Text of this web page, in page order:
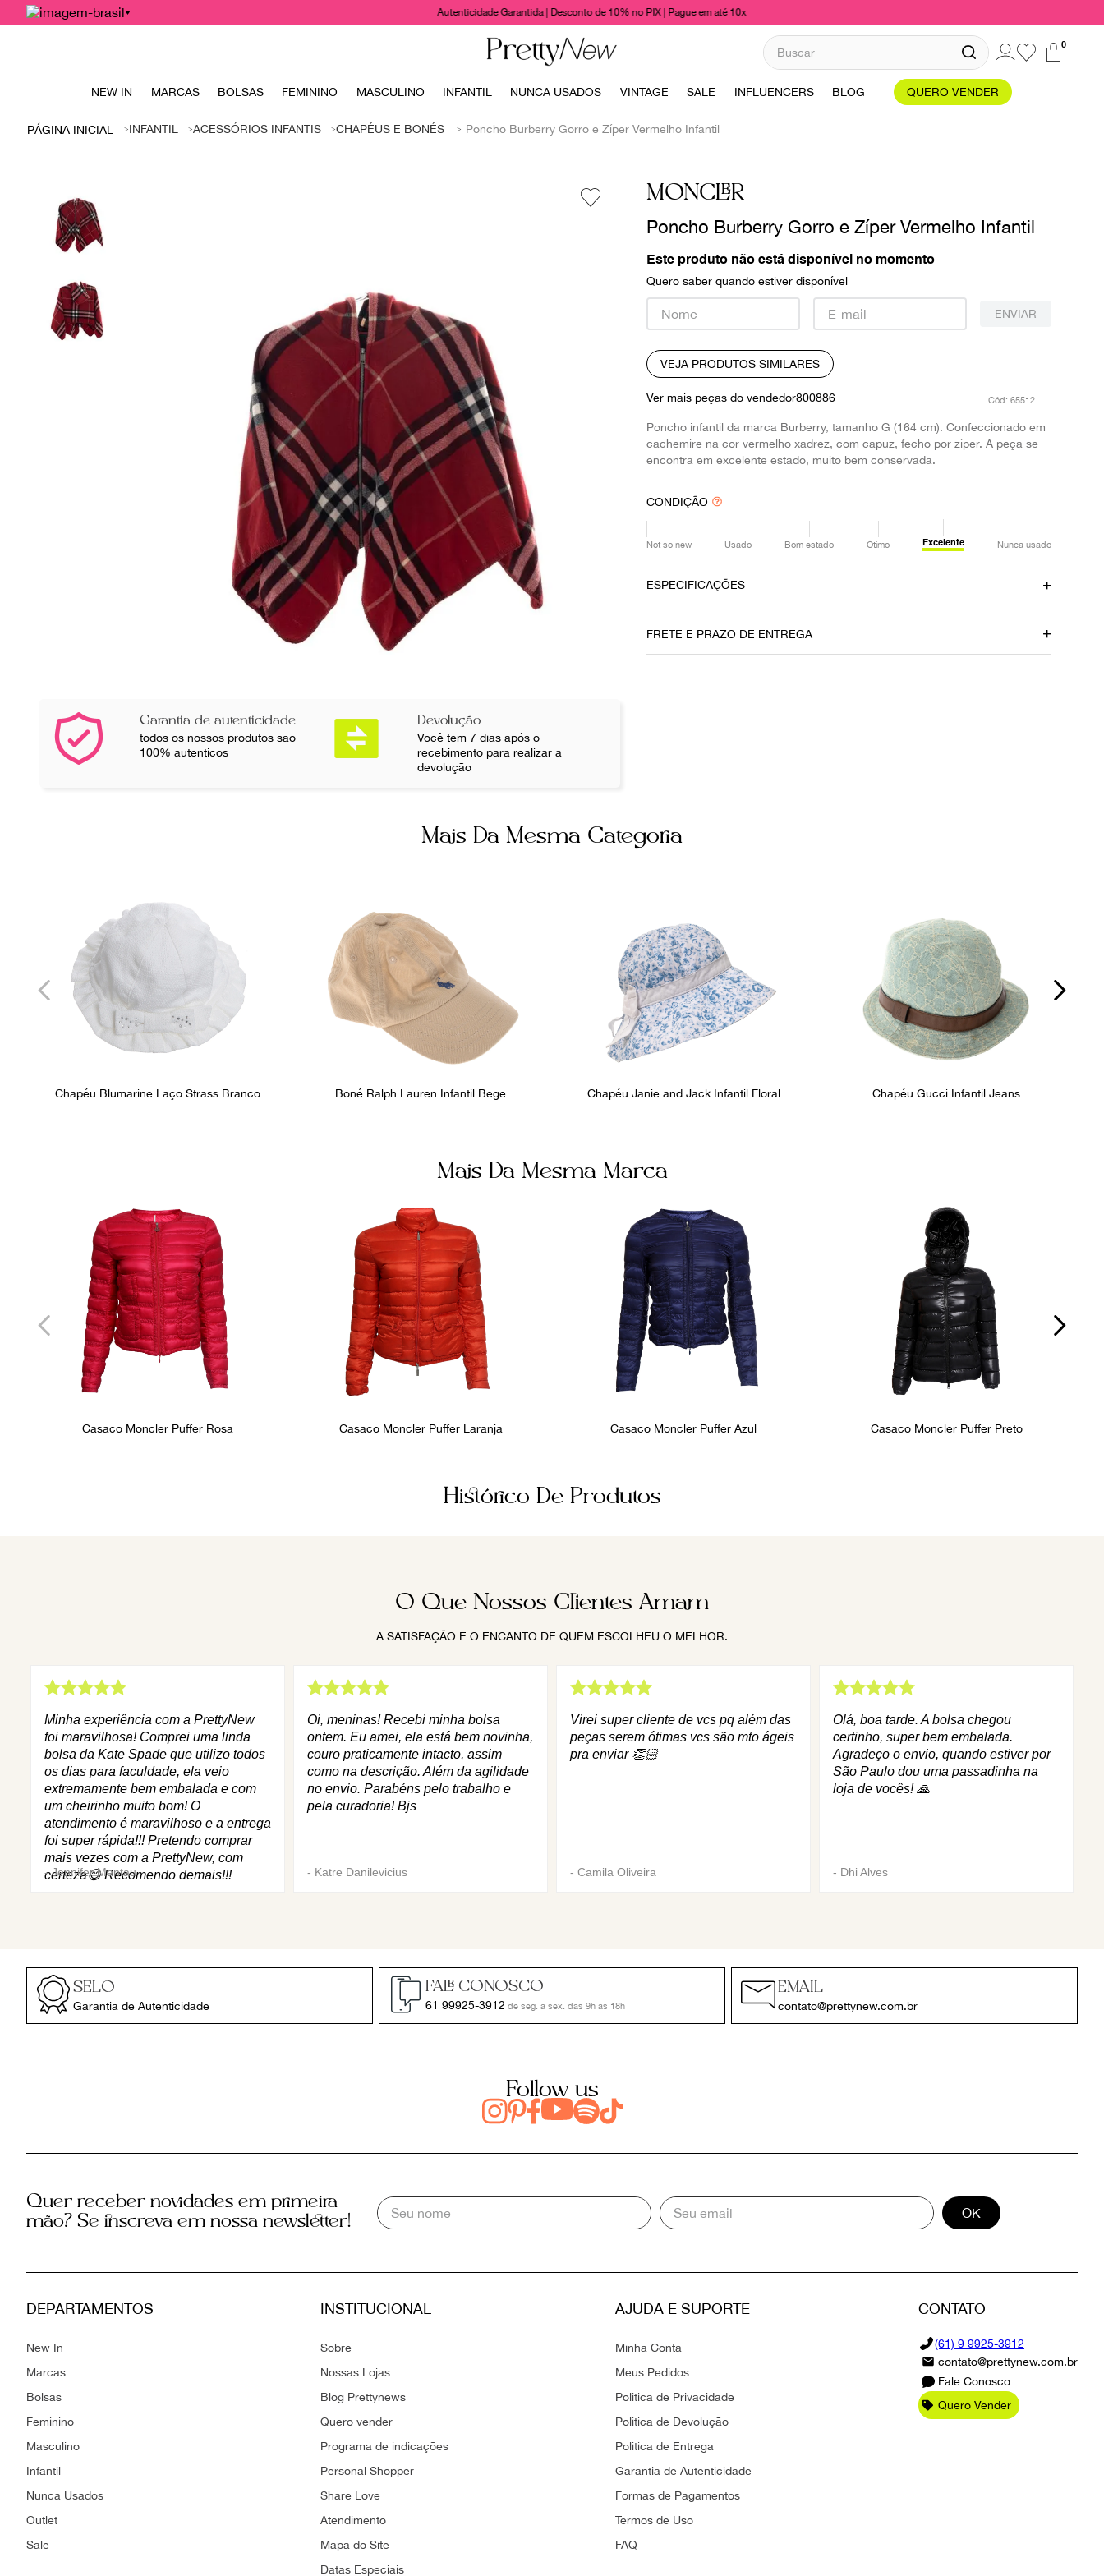
Autenticidade Garantida | Desconto de 10% no PIX | Pague em até 10x
Buscar
TERMOS MAIS BUSCADOS
8º
9º
louis vuitton
10
prada
0
NEW IN MARCAS BOLSAS FEMININO MASCULINO INFANTIL NUNCA USADOS VINTAGE SALE INFLUENCERS BLOG QUERO VENDER
INFANTIL ACESSÓRIOS INFANTIS CHAPÉUS E BONÉS Poncho Burberry Gorro e Zíper Vermelho Infantil
Garantia de autenticidade
todos os nossos produtos são
100% autenticos
Devolução
Você tem 7 dias após o
recebimento para realizar a
devolução
MONCLER
Poncho Burberry Gorro e Zíper Vermelho Infantil
Este produto não está disponível no momento
Quero saber quando estiver disponível
ENVIAR
VEJA PRODUTOS SIMILARES
Ver mais peças do vendedor800886 : 65512
Poncho infantil da marca Burberry, tamanho G (164 cm). Confeccionado em
cachemire na cor vermelho xadrez, com capuz, fecho por zíper. A peça se
encontra em excelente estado, muito bem conservada.
CONDIÇÃO
Not so new Usado Bom estado Ótimo Excelente Nunca usado
ESPECIFICAÇÕES
Vermelho
FRETE E PRAZO DE ENTREGA
Mais Da Mesma Categoria
Chapéu Blumarine Laço Strass Branco Boné Ralph Lauren Infantil Bege Chapéu Janie and Jack Infantil Floral Chapéu Gucci Infantil Jeans
Mais Da Mesma Marca
Casaco Moncler Puffer Rosa Casaco Moncler Puffer Laranja Casaco Moncler Puffer Azul Casaco Moncler Puffer Preto
Histórico De Produtos
O Que Nossos Clientes Amam
A SATISFAÇÃO E O ENCANTO DE QUEM ESCOLHEU O MELHOR.
Minha experiência com a PrettyNew
foi maravilhosa! Comprei uma linda
bolsa da Kate Spade que utilizo todos
os dias para faculdade, ela veio
extremamente bem embalada e com
um cheirinho muito bom! O
atendimento é maravilhoso e a entrega
foi super rápida!!! Pretendo comprar
mais vezes com a PrettyNew, com
certeza😄 Recomendo demais!!!
-Jennifer Mantau
Oi, meninas! Recebi minha bolsa
ontem. Eu amei, ela está bem novinha,
couro praticamente intacto, assim
como na descrição. Além da agilidade
no envio. Parabéns pelo trabalho e
pela curadoria! Bjs
- Katre Danilevicius
Virei super cliente de vcs pq além das
peças serem ótimas vcs são mto ágeis
pra enviar 👏🏻
- Camila Oliveira
Olá, boa tarde. A bolsa chegou
certinho, super bem embalada.
Agradeço o envio, quando estiver por
São Paulo dou uma passadinha na
loja de vocês! 🙏
- Dhi Alves
SELO
Garantia de Autenticidade
FALE CONOSCO
61 99925-3912 de seg. a sex. das 9h às 18h
EMAIL
contato@prettynew.com.br
Follow us
Quer receber novidades em primeira
mão? Se inscreva em nossa newsletter!
OK
DEPARTAMENTOS
New In
Marcas
Bolsas
Feminino
Masculino
Infantil
Nunca Usados
Outlet
Sale
INSTITUCIONAL
Sobre
Nossas Lojas
Blog Prettynews
Quero vender
Programa de indicações
Personal Shopper
Share Love
Atendimento
Mapa do Site
Datas Especiais
AJUDA E SUPORTE
Minha Conta
Meus Pedidos
Politica de Privacidade
Politica de Devolução
Politica de Entrega
Garantia de Autenticidade
Formas de Pagamentos
Termos de Uso
FAQ
CONTATO
(61) 9 9925-3912
contato@prettynew.com.br
Fale Conosco
Quero Vender